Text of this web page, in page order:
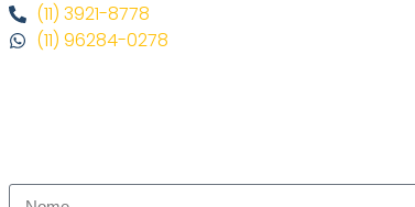
(11) 3921-8778
(11) 96284-0278